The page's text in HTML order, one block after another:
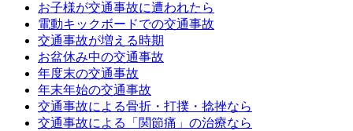
お子様が交通事故に遭われたら
電動キックボードでの交通事故
交通事故が増える時期
お盆休み中の交通事故
年度末の交通事故
年末年始の交通事故
交通事故による骨折・打撲・捻挫なら
交通事故による「関節痛」の治療なら